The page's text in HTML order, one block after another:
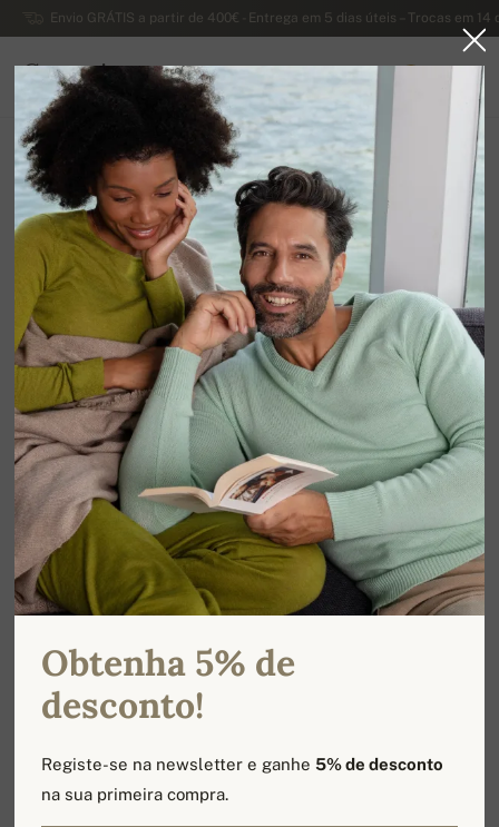
Envio GRÁTIS a partir de 400€ - Entrega em 5 dias úteis – Trocas em
Caxemira
PORTUGAL
Página principal
Suéteres femininos luxuosos de caxemira
Suéteres de caxemira com decotes redondos
Obtenha 5% de
desconto!
Registe-se na newsletter e ganhe5% de desconto
na sua primeira compra.